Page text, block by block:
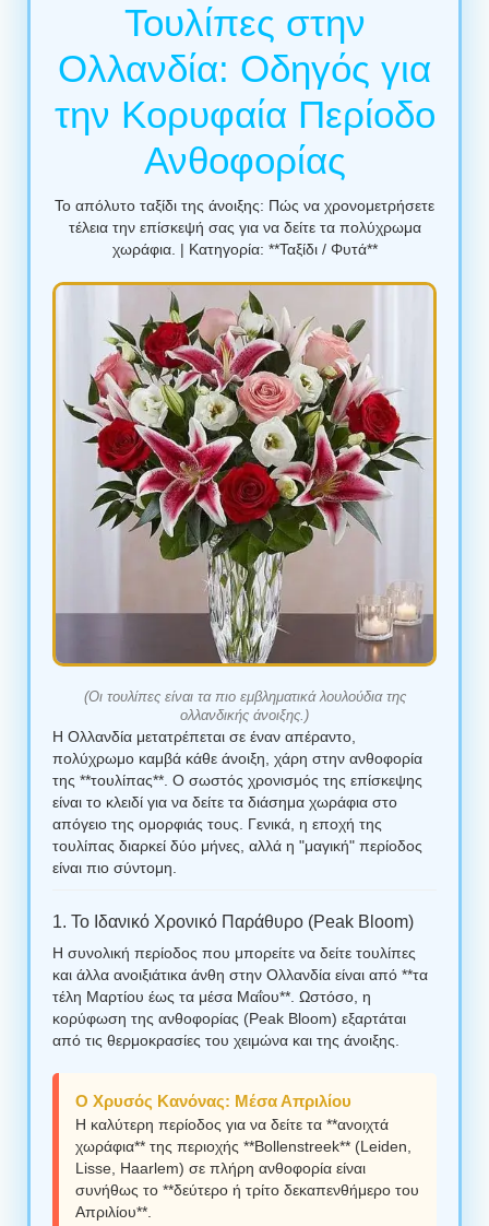
Τουλίπες στην
Ολλανδία: Οδηγός για
την Κορυφαία Περίοδο
Ανθοφορίας
Το απόλυτο ταξίδι της άνοιξης: Πώς να χρονομετρήσετε
τέλεια την επίσκεψή σας για να δείτε τα πολύχρωμα
χωράφια. | Κατηγορία: **Ταξίδι / Φυτά**
(Οι τουλίπες είναι τα πιο εμβληματικά λουλούδια της
ολλανδικής άνοιξης.)
Η Ολλανδία μετατρέπεται σε έναν απέραντο,
πολύχρωμο καμβά κάθε άνοιξη, χάρη στην ανθοφορία
της **τουλίπας**. Ο σωστός χρονισμός της επίσκεψης
είναι το κλειδί για να δείτε τα διάσημα χωράφια στο
απόγειο της ομορφιάς τους. Γενικά, η εποχή της
τουλίπας διαρκεί δύο μήνες, αλλά η "μαγική" περίοδος
είναι πιο σύντομη.
1. Το Ιδανικό Χρονικό Παράθυρο (Peak Bloom)
Η συνολική περίοδος που μπορείτε να δείτε τουλίπες
και άλλα ανοιξιάτικα άνθη στην Ολλανδία είναι από **τα
τέλη Μαρτίου έως τα μέσα Μαΐου**. Ωστόσο, η
κορύφωση της ανθοφορίας (Peak Bloom) εξαρτάται
από τις θερμοκρασίες του χειμώνα και της άνοιξης.
Ο Χρυσός Κανόνας: Μέσα Απριλίου
Η καλύτερη περίοδος για να δείτε τα **ανοιχτά
χωράφια** της περιοχής **Bollenstreek** (Leiden,
Lisse, Haarlem) σε πλήρη ανθοφορία είναι
συνήθως το **δεύτερο ή τρίτο δεκαπενθήμερο του
Απριλίου**.